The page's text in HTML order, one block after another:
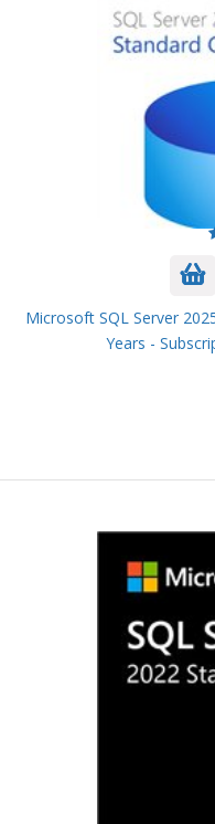
Microsoft SQL Server
Years -